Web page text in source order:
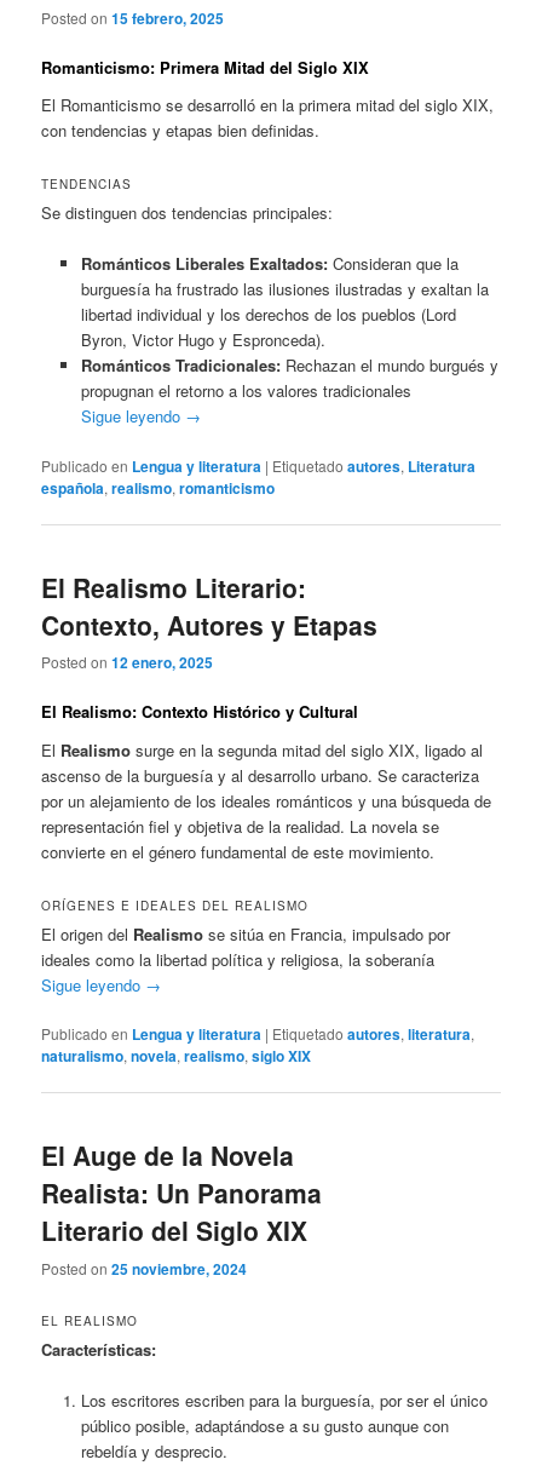
Posted on15 febrero, 2025
Romanticismo: Primera Mitad del Siglo XIX
El Romanticismo se desarrolló en la primera mitad del siglo XIX,
con tendencias y etapas bien definidas.
TENDENCIAS
Se distinguen dos tendencias principales:
Románticos Liberales Exaltados:Consideran que la
burguesía ha frustrado las ilusiones ilustradas y exaltan la
libertad individual y los derechos de los pueblos (Lord
Byron, Victor Hugo y Espronceda).
Románticos Tradicionales:Rechazan el mundo burgués y
propugnan el retorno a los valores tradicionales
Sigue leyendo →
Publicado en Lengua y literatura | Etiquetado autores, Literatura
española,realismo,romanticismo
El Realismo Literario:
Contexto, Autores y Etapas
Posted on12 enero, 2025
El Realismo: Contexto Histórico y Cultural
El Realismo surge en la segunda mitad del siglo XIX, ligado al
ascenso de la burguesía y al desarrollo urbano. Se caracteriza
por un alejamiento de los ideales románticos y una búsqueda de
representación fiel y objetiva de la realidad. La novela se
convierte en el género fundamental de este movimiento.
ORÍGENES E IDEALES DEL REALISMO
El origen del Realismo se sitúa en Francia, impulsado por
ideales como la libertad política y religiosa, la soberanía
Sigue leyendo →
Publicado en Lengua y literatura | Etiquetado autores,literatura,
naturalismo,novela,realismo,siglo XIX
El Auge de la Novela
Realista: Un Panorama
Literario del Siglo XIX
Posted on25 noviembre, 2024
EL REALISMO
Características:
Los escritores escriben para la burguesía, por ser el único
público posible, adaptándose a su gusto aunque con
rebeldía y desprecio.